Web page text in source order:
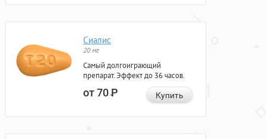
Сиалис
20 мг
Самый долгоиграющий
препарат. Эффект до 36 часов.
от 70Р Купить